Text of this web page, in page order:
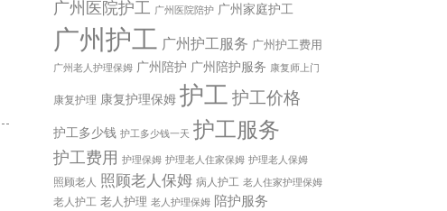
广州医院护工 广州医院陪护 广州家庭护工
广州护工 广州护工服务 广州护工费用
广州老人护理保姆 广州陪护 广州陪护服务 康复师上门
康复护理 康复护理保姆 护工护工价格
护工多少钱 护工多少钱一天 护工服务
护工费用 护理保姆 护理老人住家保姆 护理老人保姆
照顾老人 照顾老人保姆 病人护工 老人住家护理保姆
老人护工 老人护理 老人护理保姆 陪护服务